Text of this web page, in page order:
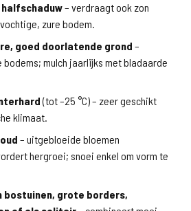
– verdraagt ook zon
zure bodem.
goed doorlatende grond –
mulch jaarlijks met bladaarde
(tot –25 °C) – zeer geschikt
klimaat.
– uitgebloeide bloemen
hergroei; snoei enkel om vorm te
bostuinen, grote borders,